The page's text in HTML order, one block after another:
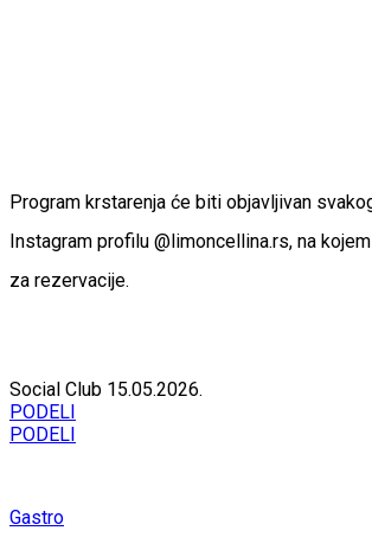
Program krstarenja će biti objavljivan
Instagram profilu @limoncellina.rs, na
za rezervacije.
Social Club 15.05.2026.
PODELI
PODELI
Gastro